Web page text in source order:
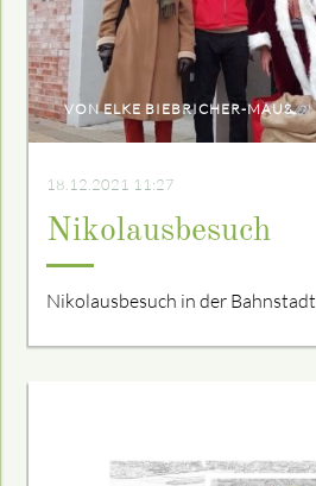
VON ELKE BIEBRICHER-MAUS
18.12.2021 11:27
Nikolausbesuch
Nikolausbesuch in der Bahnstadt